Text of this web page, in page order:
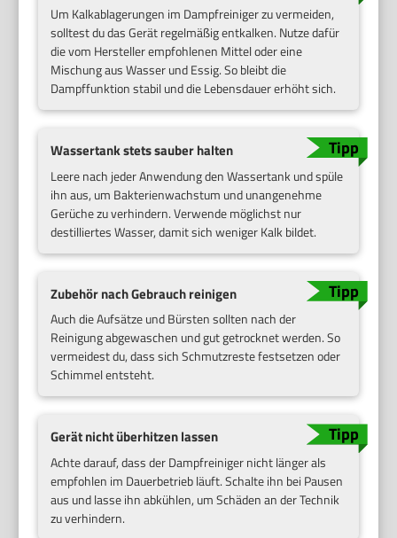
Um Kalkablagerungen im Dampfreiniger zu vermeiden,
solltest du das Gerät regelmäßig entkalken. Nutze dafür
die vom Hersteller empfohlenen Mittel oder eine
Mischung aus Wasser und Essig. So bleibt die
Dampffunktion stabil und die Lebensdauer erhöht sich.
Wassertank stets sauber halten
Leere nach jeder Anwendung den Wassertank und spüle
ihn aus, um Bakterienwachstum und unangenehme
Gerüche zu verhindern. Verwende möglichst nur
destilliertes Wasser, damit sich weniger Kalk bildet.
Zubehör nach Gebrauch reinigen
Auch die Aufsätze und Bürsten sollten nach der
Reinigung abgewaschen und gut getrocknet werden. So
vermeidest du, dass sich Schmutzreste festsetzen oder
Schimmel entsteht.
Gerät nicht überhitzen lassen
Achte darauf, dass der Dampfreiniger nicht länger als
empfohlen im Dauerbetrieb läuft. Schalte ihn bei Pausen
aus und lasse ihn abkühlen, um Schäden an der Technik
zu verhindern.